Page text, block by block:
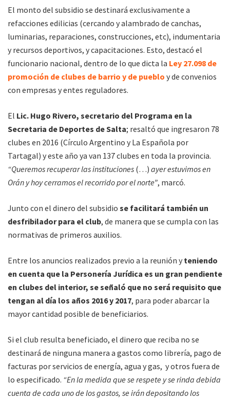
El monto del subsidio se destinará exclusivamente a
refacciones edilicias (cercando y alambrado de canchas,
luminarias, reparaciones, construcciones, etc), indumentaria
y recursos deportivos, y capacitaciones. Esto, destacó el
funcionario nacional, dentro de lo que dicta la Ley 27.098 de
promoción de clubes de barrio y de pueblo y de convenios
con empresas y entes reguladores.
El Lic. Hugo Rivero, secretario del Programa en la
Secretaria de Deportes de Salta; resaltó que ingresaron 78
clubes en 2016 (Círculo Argentino y La Española por
Tartagal) y este año ya van 137 clubes en toda la provincia.
“Queremos recuperar las instituciones (…) ayer estuvimos en
Orán y hoy cerramos el recorrido por el norte”, marcó.
Junto con el dinero del subsidio se facilitará también un
desfribilador para el club, de manera que se cumpla con las
normativas de primeros auxilios.
Entre los anuncios realizados previo a la reunión y teniendo
en cuenta que la Personería Jurídica es un gran pendiente
en clubes del interior, se señaló que no será requisito que
tengan al día los años 2016 y 2017, para poder abarcar la
mayor cantidad posible de beneficiarios.
Si el club resulta beneficiado, el dinero que reciba no se
destinará de ninguna manera a gastos como librería, pago de
facturas por servicios de energía, agua y gas, y otros fuera de
lo especificado. “En la medida que se respete y se rinda debida
cuenta de cada uno de los gastos, se irán depositando los